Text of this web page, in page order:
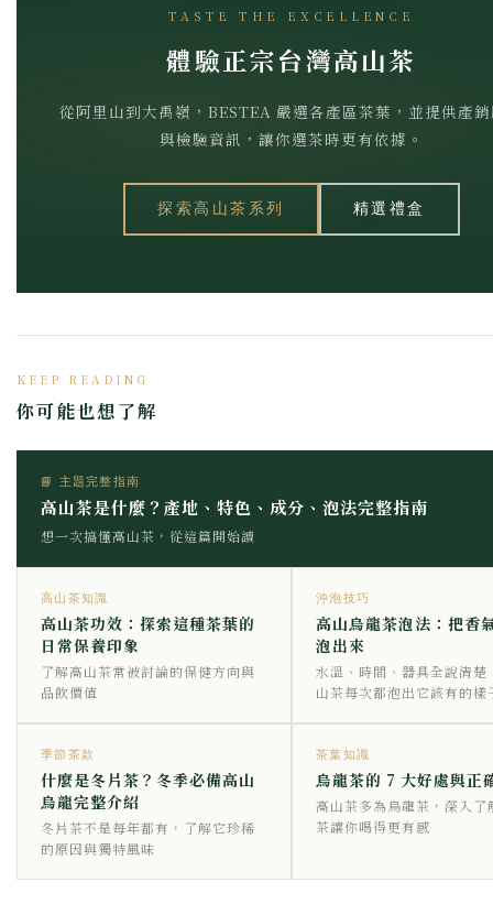
TASTE THE EXCELLENCE
體驗正宗台灣高山茶
從阿里山到大禹嶺，BESTEA 嚴選各產區茶葉，並提供產
與檢驗資訊，讓你選茶時更有依據。
探索高山茶系列 精選禮盒
KEEP READING
你可能也想了解
📘 主題完整指南
高山茶是什麼？產地、特色、成分、泡法完整指南
想一次搞懂高山茶，從這篇開始讀
高山茶知識
高山茶功效：探索這種茶葉的
日常保養印象
了解高山茶常被討論的保健方向與
品飲價值
沖泡技巧
高山烏龍茶泡法：把香
泡出來
水溫、時間、器具全說清楚
山茶每次都泡出它該有的樣
季節茶款
什麼是冬片茶？冬季必備高山
烏龍完整介紹
冬片茶不是每年都有，了解它珍稀
的原因與獨特風味
茶葉知識
烏龍茶的 7 大好處與正
高山茶多為烏龍茶，深入了
茶讓你喝得更有感